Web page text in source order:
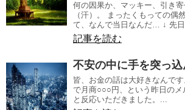
何の因果か、マッキー、引き
（汗）。 まったくもっての偶
て、なんで当日なんだ… ↓ 先
記事を読む
不安の中に手を突っ
皆、お金の話は大好きなんで
で月商○○○円、という昨日の
と反応いただきました。...